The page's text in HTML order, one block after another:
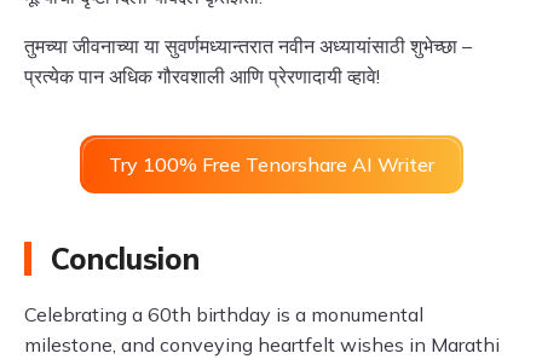
तुमच्या जीवनाच्या या सुवर्णमध्यान्तरात नवीन अध्यायांसाठी शुभेच्छा –
प्रत्येक पान अधिक गौरवशाली आणि प्रेरणादायी व्हावे!
Try 100% Free Tenorshare AI Writer
Conclusion
Celebrating a 60th birthday is a monumental
milestone, and conveying heartfelt wishes in Marathi